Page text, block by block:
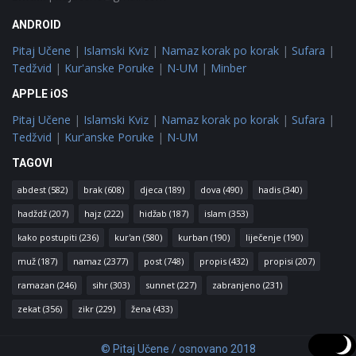
ANDROID
Pitaj Učene | Islamski Kviz | Namaz korak po korak | Sufara |
Tedžvid | Kur'anske Poruke | N-UM | Minber
APPLE iOS
Pitaj Učene | Islamski Kviz | Namaz korak po korak | Sufara |
Tedžvid | Kur'anske Poruke | N-UM
TAGOVI
abdest (582) brak (608) djeca (189) dova (490) hadis (340)
hadždž (207) hajz (222) hidžab (187) islam (353)
kako postupiti (236) kur'an (580) kurban (190) liječenje (190)
muž (187) namaz (2377) post (748) propis (432) propisi (207)
ramazan (246) sihr (303) sunnet (227) zabranjeno (231)
zekat (356) zikr (229) žena (433)
© Pitaj Učene / osnovano 2018